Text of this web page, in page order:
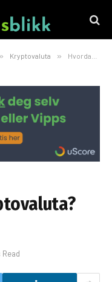
» Kryptovaluta » Hvordan selge kryptovaluta? (Guide!)
Read